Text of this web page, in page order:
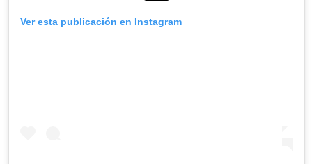
Ver esta publicación en Instagram